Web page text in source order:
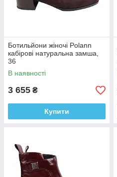
Ботильйони жіночі Polann
кабірові натуральна замша,
36
В наявності
3 655 ₴
Купити